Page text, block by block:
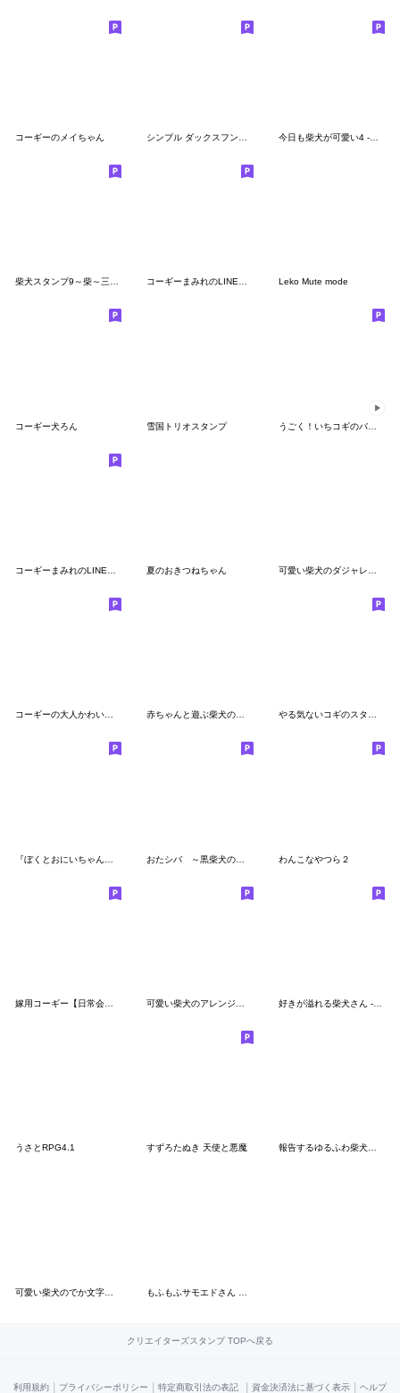
コーギーのメイちゃん 今日も柴犬が可愛い4 -赤柴-
柴犬スタンプ9～柴～三種混合 コーギーまみれのLINEスタンプ Leko Mute mode
コーギー犬ろん 雪国トリオスタンプ うごく！いちコギのバラエティスタンプ
夏のおきつねちゃん
コーギーの大人かわいい敬語で状況報告 赤ちゃんと遊ぶ柴犬の気持ち やる気ないコギのスタンプ
わんこなやつら２
好きが溢れる柴犬さん -赤柴-
うさとRPG4.1 すずろたぬき 天使と悪魔 報告するゆるふわ柴犬【連絡・毎日使える】
クリエイターズスタンプ TOPへ戻る
利用規約 | プライバシーポリシー | 特定商取引法の表記 | 資金決済法に基づく表示 | ヘルプ